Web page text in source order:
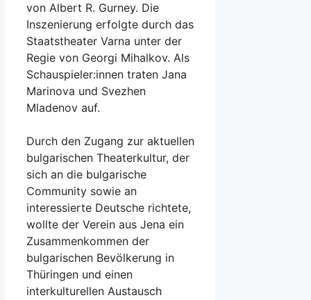
von Albert R. Gurney. Die
Inszenierung erfolgte durch das
Staatstheater Varna unter der
Regie von Georgi Mihalkov. Als
Schauspieler:innen traten Jana
Marinova und Svezhen
Mladenov auf.
Durch den Zugang zur aktuellen
bulgarischen Theaterkultur, der
sich an die bulgarische
Community sowie an
interessierte Deutsche richtete,
wollte der Verein aus Jena ein
Zusammenkommen der
bulgarischen Bevölkerung in
Thüringen und einen
interkulturellen Austausch